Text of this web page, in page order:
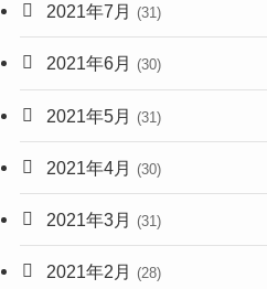
2021年7月 (31)
2021年6月 (30)
2021年5月 (31)
2021年4月 (30)
2021年3月 (31)
2021年2月 (28)